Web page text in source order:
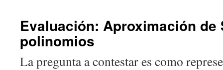
Evaluación: Aproximación
polinomios
La pregunta a contestar es como